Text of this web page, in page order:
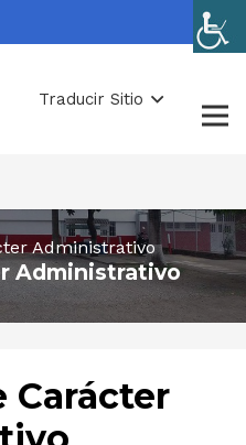
Traducir Sitio
Administrativo
Administrativo
Carácter